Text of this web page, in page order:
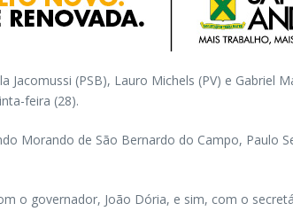
Jacomussi (PSB), Lauro Michels (PV) e
feira (28).
Morando de São Bernardo do Campo, Paulo
o governador, João Dória, e sim, com o